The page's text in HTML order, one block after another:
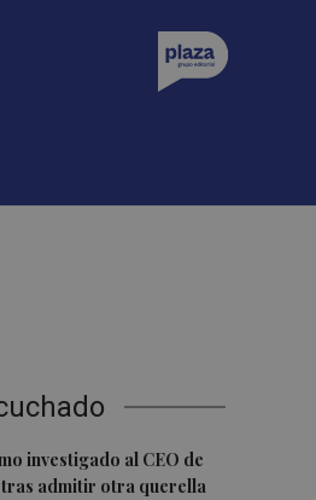
investigado al CEO de
tras admitir otra querella